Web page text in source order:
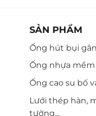
SẢN PHẨM
Ống hút bụi
Ống nhựa mềm
Ống cao su bố
Lưới thép hàn,
tường...